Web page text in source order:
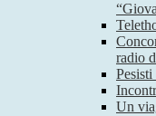
radio
Un